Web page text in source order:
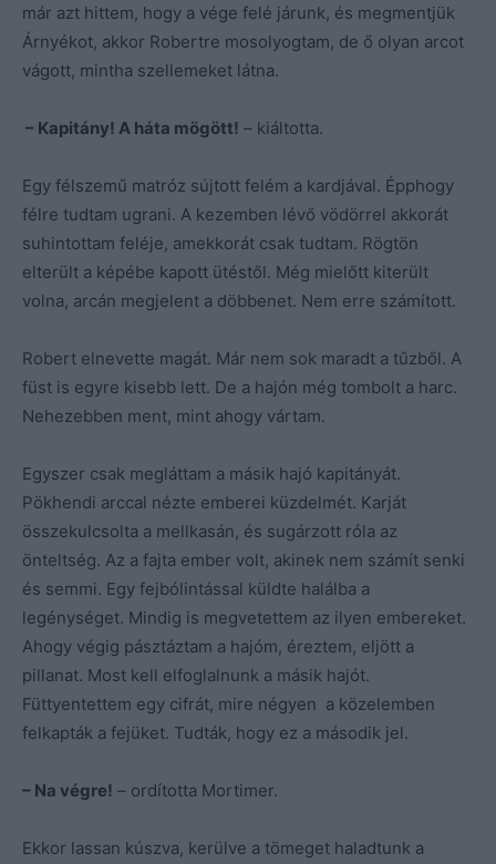
már azt hittem, hogy a vége felé járunk, és megmentjük
Árnyékot, akkor Robertre mosolyogtam, de ő olyan arcot
vágott, mintha szellemeket látna.
– Kapitány! A háta mögött! – kiáltotta.
Egy félszemű matróz sújtott felém a kardjával. Épphogy
félre tudtam ugrani. A kezemben lévő vödörrel akkorát
suhintottam feléje, amekkorát csak tudtam. Rögtön
elterült a képébe kapott ütéstől. Még mielőtt kiterült
volna, arcán megjelent a döbbenet. Nem erre számított.
Robert elnevette magát. Már nem sok maradt a tűzből. A
füst is egyre kisebb lett. De a hajón még tombolt a harc.
Nehezebben ment, mint ahogy vártam.
Egyszer csak megláttam a másik hajó kapitányát.
Pökhendi arccal nézte emberei küzdelmét. Karját
összekulcsolta a mellkasán, és sugárzott róla az
önteltség. Az a fajta ember volt, akinek nem számít senki
és semmi. Egy fejbólintással küldte halálba a
legénységet. Mindig is megvetettem az ilyen embereket.
Ahogy végig pásztáztam a hajóm, éreztem, eljött a
pillanat. Most kell elfoglalnunk a másik hajót.
Füttyentettem egy cifrát, mire négyen a közelemben
felkapták a fejüket. Tudták, hogy ez a második jel.
– Na végre! – ordította Mortimer.
Ekkor lassan kúszva, kerülve a tömeget haladtunk a